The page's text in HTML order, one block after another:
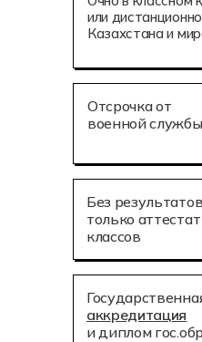
аккредитация
и диплом
Отсрочка от
военной службы
Без
только
классов
или
Казахстана и